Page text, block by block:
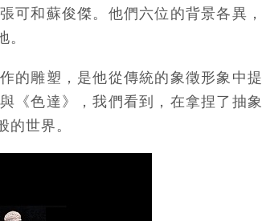
可和蘇俊傑。他們六位的背景各異，
的雕塑，是他從傳統的象徵形象中提
《色達》，我們看到，在拿捏了抽象
世界。